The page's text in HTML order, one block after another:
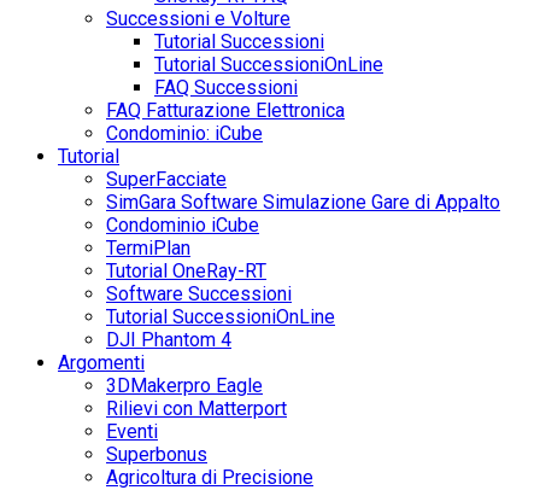
Successioni e Volture
Tutorial Successioni
Tutorial SuccessioniOnLine
FAQ Successioni
FAQ Fatturazione Elettronica
Condominio: iCube
Tutorial
SuperFacciate
SimGara Software Simulazione Gare di Appalto
Condominio iCube
TermiPlan
Tutorial OneRay-RT
Software Successioni
Tutorial SuccessioniOnLine
DJI Phantom 4
Argomenti
3DMakerpro Eagle
Rilievi con Matterport
Eventi
Superbonus
Agricoltura di Precisione